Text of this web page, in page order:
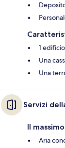
1 edificio
Una
Una
Servizi
Il
Aria